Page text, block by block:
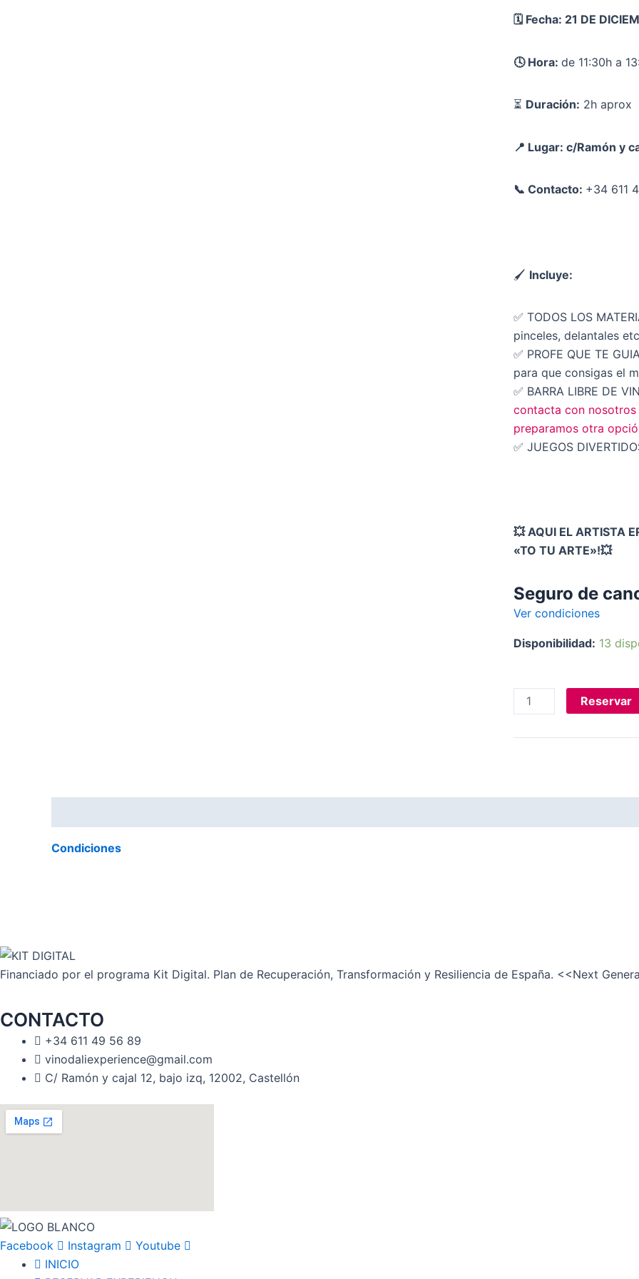
🗓️ Fecha: 21 DE
🕓 Hora: de 11:30h a
⏳ Duración: 2h aprox
📍 Lugar: c/Ramón y
📞 Contacto: +34 611
🖌 Incluye:
✅ TODOS LOS
pinceles, delantales
✅ PROFE QUE TE
para que consigas el
✅ BARRA LIBRE DE
contacta con
preparamos otra
✅ JUEGOS
💥 AQUI EL ARTISTA
«TO TU ARTE»!💥
Seguro de
Ver condiciones
Disponibilidad: 13
Reservar
Condiciones
Financiado por el programa Kit Digital. Plan de Recuperación, Transformación y Resiliencia de España. <<Next
CONTACTO
+34 611 49 56 89
vinodaliexperience@gmail.com
C/ Ramón y cajal 12, bajo izq, 12002, Castellón
Facebook Instagram
Youtube
INICIO